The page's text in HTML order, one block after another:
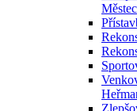
Městec